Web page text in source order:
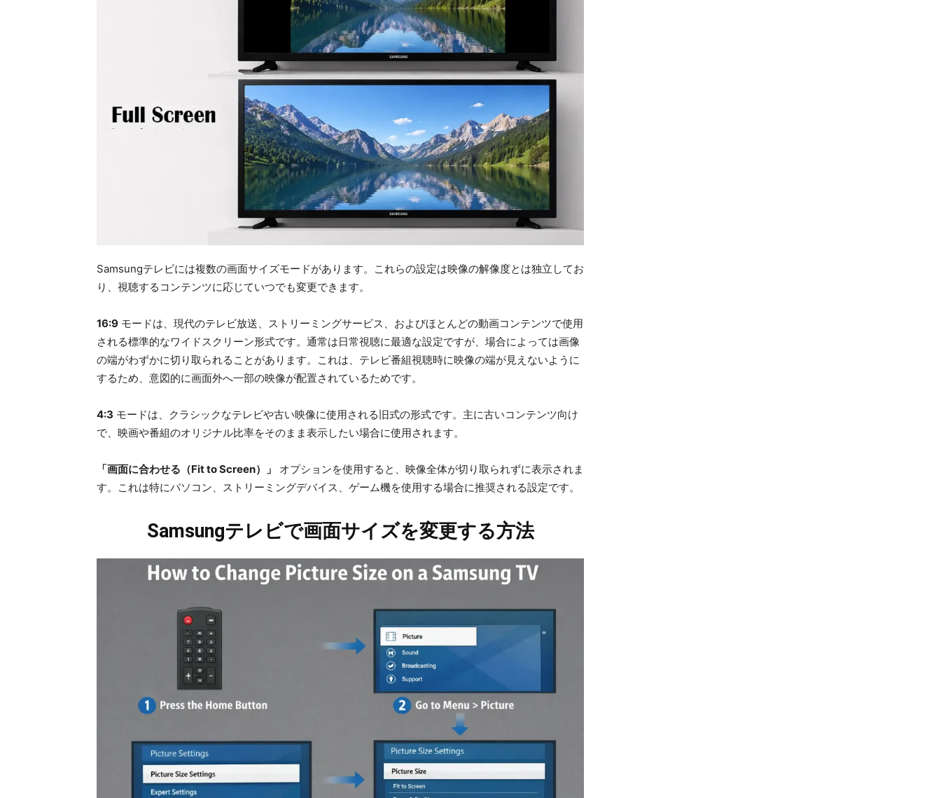
Samsungテレビには複数の画面サイズモードがあります。これらの設定は映像の解像度とは独立してお
り、視聴するコンテンツに応じていつでも変更できます。
16:9 モードは、現代のテレビ放送、ストリーミングサービス、およびほとんどの動画コンテンツで使用
される標準的なワイドスクリーン形式です。通常は日常視聴に最適な設定ですが、場合によっては画像
の端がわずかに切り取られることがあります。これは、テレビ番組視聴時に映像の端が見えないように
するため、意図的に画面外へ一部の映像が配置されているためです。
4:3 モードは、クラシックなテレビや古い映像に使用される旧式の形式です。主に古いコンテンツ向け
で、映画や番組のオリジナル比率をそのまま表示したい場合に使用されます。
「画面に合わせる（Fit to Screen）」
オプションを使用すると、映像全体が切り取られずに表示されま
す。これは特にパソコン、ストリーミングデバイス、ゲーム機を使用する場合に推奨される設定です。
Samsungテレビで画面サイズを変更する方法